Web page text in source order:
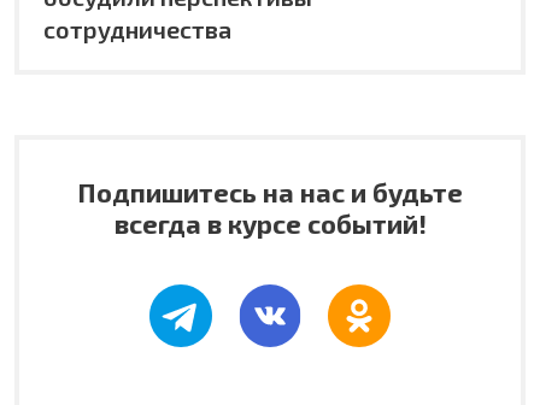
сотрудничества
Подпишитесь на нас и будьте
всегда в курсе событий!